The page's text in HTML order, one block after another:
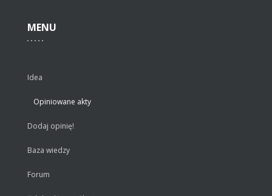
MENU
Idea
Opiniowane akty
Dodaj opinię!
Baza wiedzy
Forum